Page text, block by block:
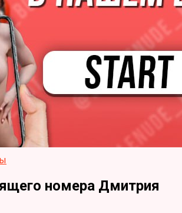
номера Дмитрия